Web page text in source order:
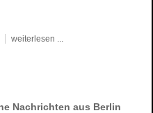
weiterlesen ...
Nachrichten aus Berlin